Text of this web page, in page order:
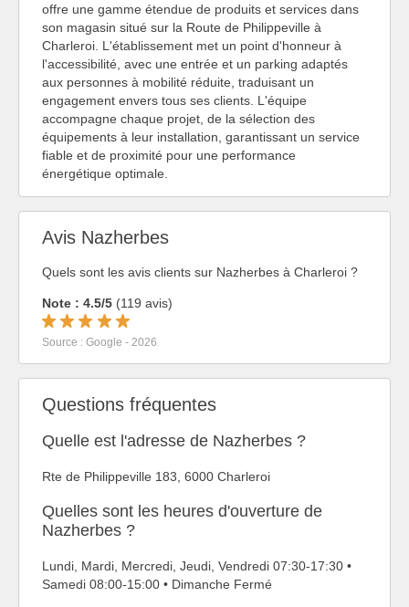
offre une gamme étendue de produits et services dans
son magasin situé sur la Route de Philippeville à
Charleroi. L'établissement met un point d'honneur à
l'accessibilité, avec une entrée et un parking adaptés
aux personnes à mobilité réduite, traduisant un
engagement envers tous ses clients. L'équipe
accompagne chaque projet, de la sélection des
équipements à leur installation, garantissant un service
fiable et de proximité pour une performance
énergétique optimale.
Avis Nazherbes
Quels sont les avis clients sur Nazherbes à Charleroi ?
Note : 4.5/5 (119 avis)
Source : Google - 2026
Questions fréquentes
Quelle est l'adresse de Nazherbes ?
Rte de Philippeville 183, 6000 Charleroi
Quelles sont les heures d'ouverture de
Nazherbes ?
Lundi, Mardi, Mercredi, Jeudi, Vendredi 07:30-17:30 •
Samedi 08:00-15:00 • Dimanche Fermé